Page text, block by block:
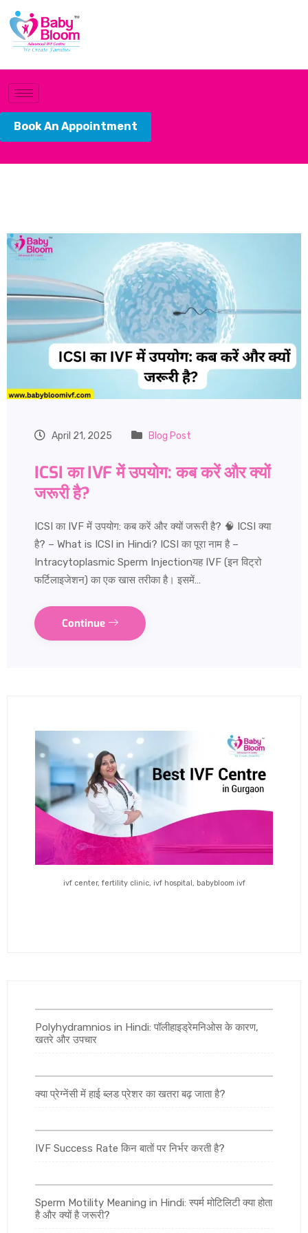
Book An Appointment
April 21, 2025 Blog Post
ICSI का IVF में उपयोग: कब करें और क्यों
जरूरी है?
ICSI का IVF में उपयोग: कब करें और क्यों जरूरी है? 🧠 ICSI क्या
है? – What is ICSI in Hindi? ICSI का पूरा नाम है –
Intracytoplasmic Sperm Injectionयह IVF (इन विट्रो
फर्टिलाइजेशन) का एक खास तरीका है। इसमें…
Continue
ivf center, fertility clinic, ivf hospital, babybloom ivf
Polyhydramnios in Hindi: पॉलीहाइड्रेमनिओस के कारण,
खतरे और उपचार
क्या प्रेग्नेंसी में हाई ब्लड प्रेशर का खतरा बढ़ जाता है?
IVF Success Rate किन बातों पर निर्भर करती है?
Sperm Motility Meaning in Hindi: स्पर्म मोटिलिटी क्या होता
है और क्यों है जरूरी?